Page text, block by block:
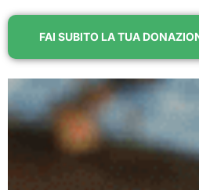
FAI SUBITO LA TUA